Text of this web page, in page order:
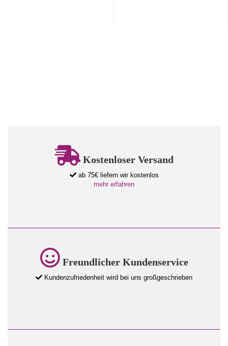
Kostenloser Versand
ab 75€ liefern wir kostenlos
mehr erfahren
Freundlicher Kundenservice
Kundenzufriedenheit wird bei uns großgeschrieben